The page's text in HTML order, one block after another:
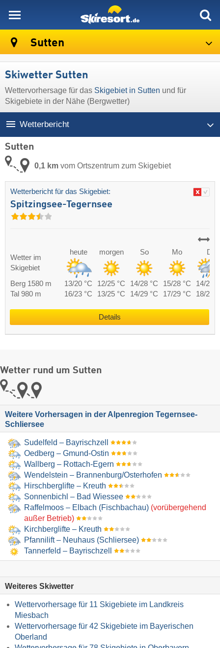
Sutten
Skiwetter Sutten
Wettervorhersage für das Skigebiet in Sutten und für
Skigebiete in der Nähe (Bergwetter)
Wetterbericht
Sutten
0,1 km vom Ortszentrum zum Skigebiet
Wetterbericht für das Skigebiet:
Spitzingsee-Tegernsee
Wetter im
Skigebiet
heute morgen So Mo Di
Berg 1580 m 13/20 °C 12/25 °C 14/28 °C 15/28 °C
14/26
Tal 980 m
16/23 °C 13/25 °C 14/29 °C 17/29 °C 18/27
Details
Wetter rund um Sutten
Weitere Vorhersagen in der Alpenregion Tegernsee-
Schliersee
Sudelfeld – Bayrischzell
Oedberg – Gmund-Ostin
Wallberg – Rottach-Egern
Wendelstein – Brannenburg/​Osterhofen
Hirschberglifte – Kreuth
Sonnenbichl – Bad Wiessee
Raffelmoos – Elbach (Fischbachau) (vorübergehend
außer Betrieb)
Kirchberglifte – Kreuth
Pfannilift – Neuhaus (Schliersee)
Tannerfeld – Bayrischzell
Weiteres Skiwetter
Wettervorhersage für 11 Skigebiete im Landkreis
Miesbach
Wettervorhersage für 42 Skigebiete im Bayerischen
Oberland